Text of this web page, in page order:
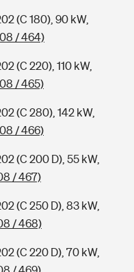
für deine Kids
(C 180), 90 kW,
/ 464)
(C 220), 110 kW,
/ 465)
(C 280), 142 kW,
/ 466)
(C 200 D), 55 kW,
/ 467)
(C 250 D), 83 kW,
/ 468)
(C 220 D), 70 kW,